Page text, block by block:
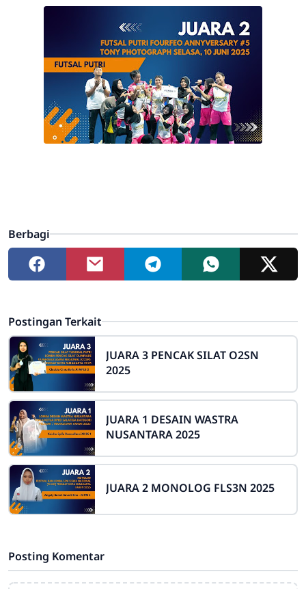
Berbagi
Postingan Terkait
JUARA 3 PENCAK SILAT O2SN
2025
JUARA 1 DESAIN WASTRA
NUSANTARA 2025
JUARA 2 MONOLOG FLS3N 2025
Posting Komentar